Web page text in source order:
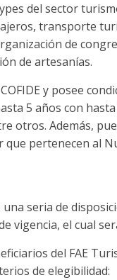
del sector
transporte
de
de artesanías.
y posee
5 años con
otros. Además,
que pertenecen al
seria de
vigencia, el cual
del FAE
de elegibilidad: